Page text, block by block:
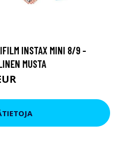
INSTAX MINI 8/9 -
MUSTA